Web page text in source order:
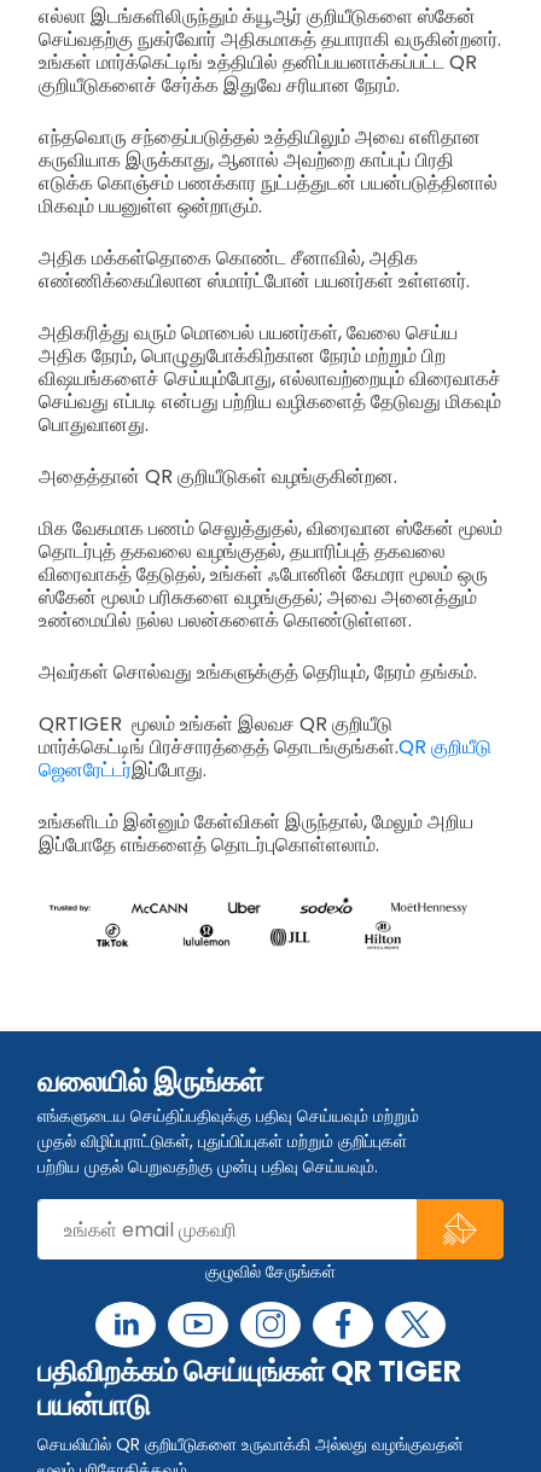
எல்லா இடங்களிலிருந்தும் க்யூஆர் குறியீடுகளை ஸ்கேன்
செய்வதற்கு நுகர்வோர் அதிகமாகத் தயாராகி வருகின்றனர்.
உங்கள் மார்க்கெட்டிங் உத்தியில் தனிப்பயனாக்கப்பட்ட QR
குறியீடுகளைச் சேர்க்க இதுவே சரியான நேரம்.
எந்தவொரு சந்தைப்படுத்தல் உத்தியிலும் அவை எளிதான
கருவியாக இருக்காது, ஆனால் அவற்றை காப்புப் பிரதி
எடுக்க கொஞ்சம் பணக்கார நுட்பத்துடன் பயன்படுத்தினால்
மிகவும் பயனுள்ள ஒன்றாகும்.
அதிக மக்கள்தொகை கொண்ட சீனாவில், அதிக
எண்ணிக்கையிலான ஸ்மார்ட்போன் பயனர்கள் உள்ளனர்.
அதிகரித்து வரும் மொபைல் பயனர்கள், வேலை செய்ய
அதிக நேரம், பொழுதுபோக்கிற்கான நேரம் மற்றும் பிற
விஷயங்களைச் செய்யும்போது, எல்லாவற்றையும் விரைவாகச்
செய்வது எப்படி என்பது பற்றிய வழிகளைத் தேடுவது மிகவும்
பொதுவானது.
அதைத்தான் QR குறியீடுகள் வழங்குகின்றன.
மிக வேகமாக பணம் செலுத்துதல், விரைவான ஸ்கேன் மூலம்
தொடர்புத் தகவலை வழங்குதல், தயாரிப்புத் தகவலை
விரைவாகத் தேடுதல், உங்கள் ஃபோனின் கேமரா மூலம் ஒரு
ஸ்கேன் மூலம் பரிசுகளை வழங்குதல்; அவை அனைத்தும்
உண்மையில் நல்ல பலன்களைக் கொண்டுள்ளன.
அவர்கள் சொல்வது உங்களுக்குத் தெரியும், நேரம் தங்கம்.
QRTIGER மூலம் உங்கள் இலவச QR குறியீடு
மார்க்கெட்டிங் பிரச்சாரத்தைத் தொடங்குங்கள்.QR குறியீடு
ஜெனரேட்டர்இப்போது.
உங்களிடம் இன்னும் கேள்விகள் இருந்தால், மேலும் அறிய
இப்போதே எங்களைத் தொடர்புகொள்ளலாம்.
வலையில் இருங்கள்
எங்களுடைய செய்திப்பதிவுக்கு பதிவு செய்யவும் மற்றும்
முதல் விழிப்புராட்டுகள், புதுப்பிப்புகள் மற்றும் குறிப்புகள்
பற்றிய முதல் பெறுவதற்கு முன்பு பதிவு செய்யவும்.
குழுவில் சேருங்கள்
பதிவிறக்கம் செய்யுங்கள் QR TIGER
பயன்பாடு
செயலியில் QR குறியீடுகளை உருவாக்கி அல்லது வழங்குவதன்